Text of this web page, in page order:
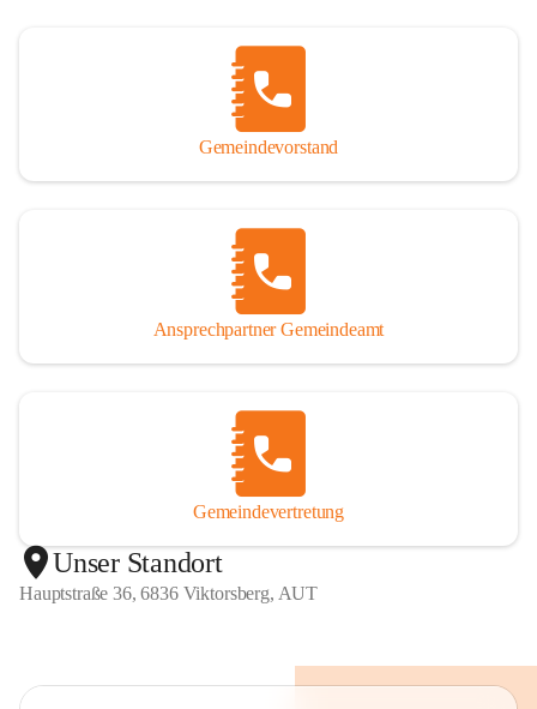
Gemeindevorstand
Ansprechpartner Gemeindeamt
Gemeindevertretung
Unser Standort
Hauptstraße 36, 6836 Viktorsberg, AUT